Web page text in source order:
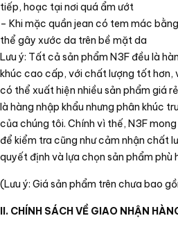
tiếp, hoạc tại nơi quá ẩm ướt
– Khi mặc quần jean có tem mác
thể gây xước da trên bề mặt da
Lưu ý: Tất cả sản phẩm N3F đều là
khúc cao cấp, với chất lượng tốt hơn,
có thể xuất hiện nhiều sản phẩm giá
là hàng nhập khẩu nhưng phân khúc
của chúng tôi. Chính vì thế, N3F
để kiểm tra cũng như cảm nhận chất
quyết định và lựa chọn sản phẩm phù
(Lưu ý: Giá sản phẩm trên chưa bao
II. CHÍNH SÁCH VỀ GIAO NHẬN